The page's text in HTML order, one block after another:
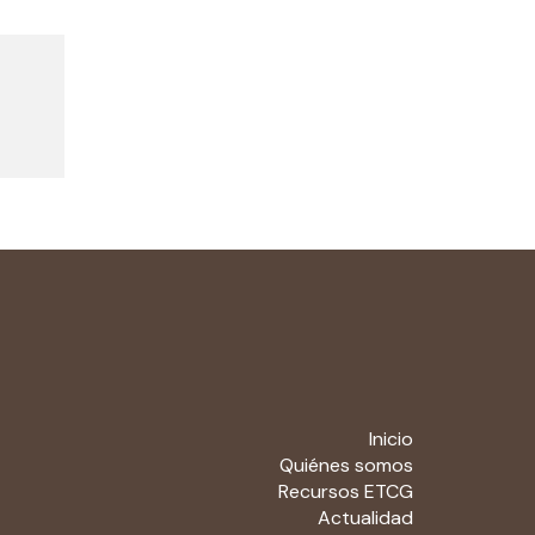
Inicio
Quiénes somos
Recursos ETCG
Actualidad